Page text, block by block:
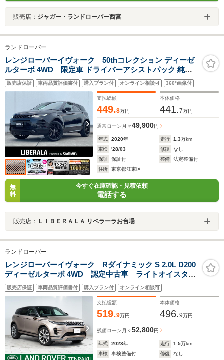
販売店： ジャガー・ランドローバー西宮
ランドローバー
レンジローバーイヴォーク 50thコレクション ディーゼ
ルターボ 4WD 限定車 ドライバーアシストパック 純正
20インチ黒ホイール ブラックエクステリアパック ナビ フ
ルセグTV 本革 電動リアゲート 禁煙車 AppleCarPlay
ACC ブラインドスポットモニター レーンキープ 全周囲
販売店保証 車両品質評価書付 購入プラン付 オンライン相談可 360°画像付
支払総額
449.8万円
本体価格
441.7万円
通常ローン 月々49,900円
年式 2020年 走行 1.3万km
車検
'28/03 修復
なし
保証
保証付 整備
法定整備付
住所
東京都江東区
無
料
今すぐ在庫確認・見積依頼
電話する
販売店： ＬＩＢＥＲＡＬＡ リベラーラお台場
ランドローバー
レンジローバーイヴォーク Rダイナミック S 2.0L D200
ディーゼルターボ 4WD 認定中古車 ライトオイスター
シート コントラストルーフ ステアリングヒーター
シートヒーター 20インチAW LEDヘッドライト タッ
販売店保証 車両品質評価書付 購入プラン付 オンライン相談可
支払総額
519.9万円
本体価格
496.9万円
残価ローン 月々52,800円
年式 2023年 走行 1.5万km
車検
車検整備付 修復
なし